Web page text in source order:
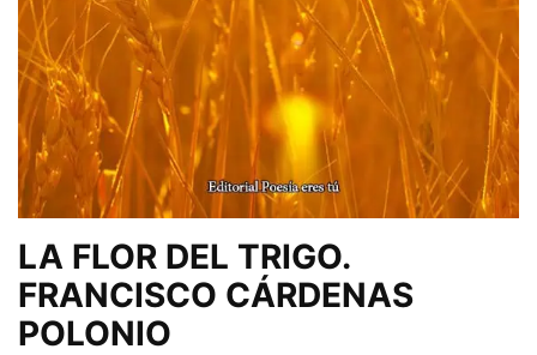
LA FLOR DEL TRIGO.
FRANCISCO CÁRDENAS
POLONIO